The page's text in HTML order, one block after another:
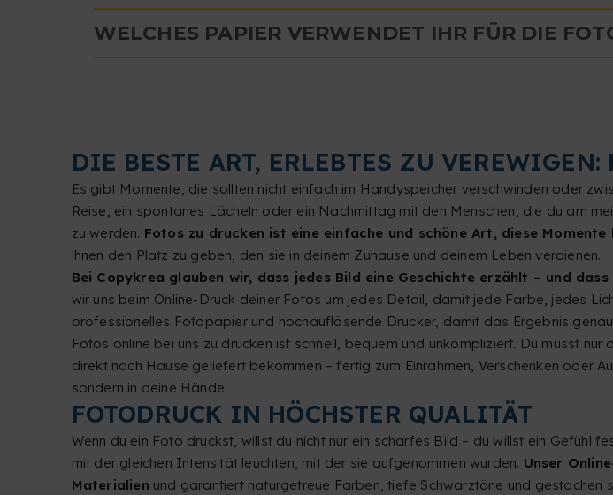
WELCHES PAPIER VERWENDET IHR FÜR DIE
DIE BESTE ART, ERLEBTES ZU VEREWIGEN:
Es gibt Momente, die sollten nicht einfach im Handyspeicher verschwinden oder
Reise, ein spontanes Lächeln oder ein Nachmittag mit den Menschen, die du am
zu werden. Fotos zu drucken ist eine einfache und schöne Art, diese Momente
ihnen den Platz zu geben, den sie in deinem Zuhause und deinem Leben verdienen.
Bei Copykrea glauben wir, dass jedes Bild eine Geschichte erzählt – und
wir uns beim Online-Druck deiner Fotos um jedes Detail, damit jede Farbe, jedes
professionelles Fotopapier und hochauflösende Drucker, damit das Ergebnis
Fotos online bei uns zu drucken ist schnell, bequem und unkompliziert. Du musst
direkt nach Hause geliefert bekommen – fertig zum Einrahmen, Verschenken oder
sondern in deine Hände.
FOTODRUCK IN HÖCHSTER QUALITÄT
Wenn du ein Foto druckst, willst du nicht nur ein scharfes Bild – du willst ein
mit der gleichen Intensität leuchten, mit der sie aufgenommen wurden. Unser
Materialien und garantiert naturgetreue Farben, tiefe Schwarztöne und gestochen